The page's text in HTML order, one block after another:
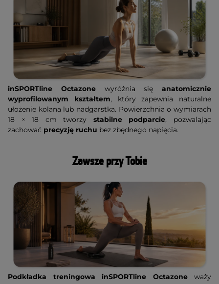
inSPORTline Octazonewyróżnia się anatomicznie
wyprofilowanym kształtem, który zapewnia naturalne
ułożenie kolana lub nadgarstka. Powierzchnia o wymiarach
18 × 18 cm tworzy stabilne podparcie, pozwalając
zachować precyzję ruchu bez zbędnego napięcia.
Zawsze przy Tobie
Podkładka treningowa inSPORTline Octazoneważy